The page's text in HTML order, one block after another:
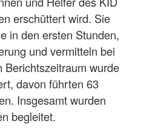
erschüttert wird. Sie
in den ersten Stunden,
und vermitteln bei
Berichtszeitraum wurde
davon führten 63
Insgesamt wurden
begleitet.